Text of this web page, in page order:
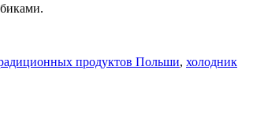
продуктов Польши, холодник